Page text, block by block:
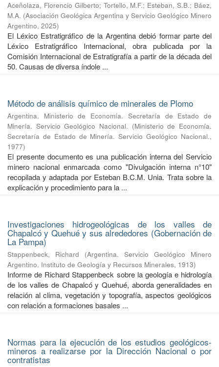
Aceñolaza, Florencio Gilberto; Tortello, M.F.; Esteban, S.B.; Báez,
M.A. (Asociación Geológica Argentina y Servicio Geológico Minero
Argentino, 2025)
El Léxico Estratigráfico de la Argentina debió formar parte del
Léxico Estratigráfico Internacional, obra publicada por la
Comisión Internacional de Estratigrafía a partir de la década del
50. Causas de diversa índole ...
Método de análisis químico de minerales de Plomo
Argentina. Ministerio de Economía. Secretaría de Estado de
Minería. Servicio Geológico Nacional. (Ministerio de Economía.
Secretaría de Estado de Minería. Servicio Geológico Nacional.,
1977)
El presente documento es una publicación interna del Servicio
minero nacional enmarcada como "Divulgación interna n°10"
recopilada y adaptada por Esteban B.C.M. Unia. Trata sobre la
explicación y procedimiento para la ...
Investigaciones hidrogeológicas de los valles de
Chapalcó y Quehué y sus alrededores (Gobernación de
La Pampa)
Stappenbeck, Richard (Argentina. Servicio Geológico Minero
Argentino. Instituto de Geología y Recursos Minerales, 1913)
Informe de Richard Stappenbeck sobre la geología e hidrología
de los valles de Chapalcó y Quehué, aborda generalidades en
relación al clima, vegetación y topografía, aspectos geológicos
con relación a formaciones basales ...
Normas para la ejecución de los estudios geológicos-
mineros a realizarse por la Dirección Nacional o por
contratistas